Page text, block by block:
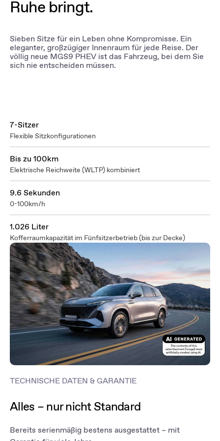
Ruhe bringt.
Sieben Sitze für ein Leben ohne Kompromisse. Ein
eleganter, großzügiger Innenraum für jede Reise. Der
völlig neue MGS9 PHEV ist das Fahrzeug, bei dem Sie
sich nie entscheiden müssen.
7-Sitzer
Flexible Sitzkonfigurationen
Bis zu 100km
Elektrische Reichweite (WLTP) kombiniert
9.6 Sekunden
0-100km/h
1.026 Liter
Kofferraumkapazität im Fünfsitzerbetrieb (bis zur Decke)
TECHNISCHE DATEN & GARANTIE
Alles – nur nicht Standard
Bereits serienmäßig bestens ausgestattet – mit